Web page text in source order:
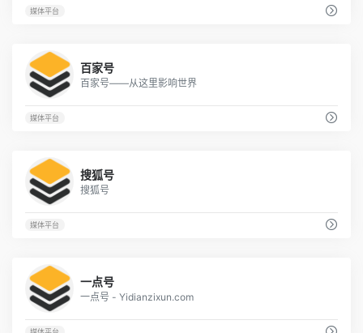
媒体平台
百家号
百家号——从这里影响世界
媒体平台
搜狐号
搜狐号
媒体平台
一点号
一点号 - Yidianzixun.com